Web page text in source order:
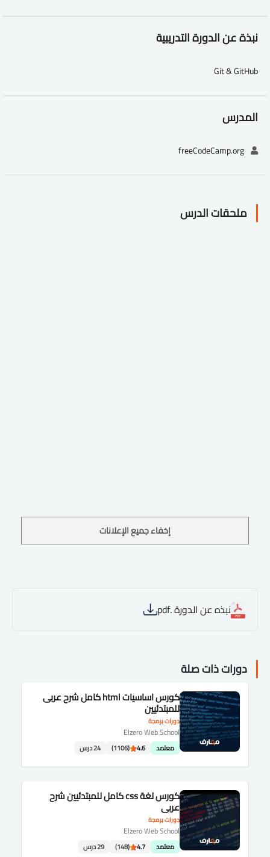
نبذة عن الدورة التدريبية
Git & GitHub
المدرس
ملحقات الدرس
إخفاء جميع الإعلانات
نبذه عن الدورة .pdf
دورات ذات صلة
دورات برمجة
كورس اساسيات html كامل شرح عربى
للمبتدئيين
Elzero Web School
معتمد 4.6
(1106) 24 درس
دورات برمجة
كورس لغة css كامل للمبتدئيين شرح
عربى
Elzero Web School
معتمد 4.7
(148) 29 درس